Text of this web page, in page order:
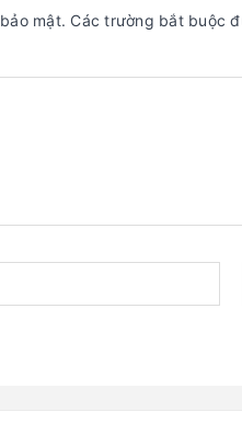
mật. Các trường bắt buộc